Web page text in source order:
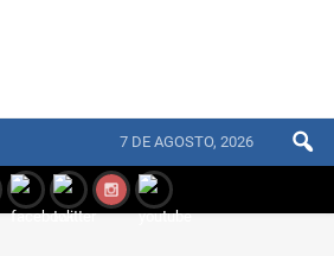
7 DE AGOSTO, 2026